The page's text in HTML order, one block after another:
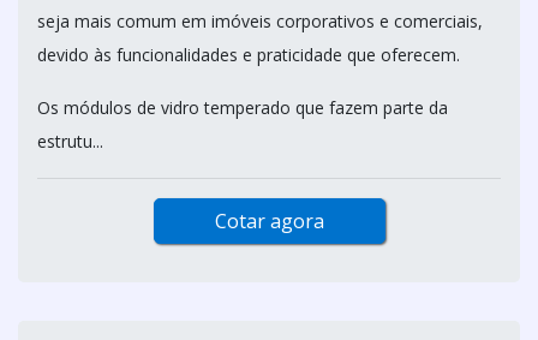
seja mais comum em imóveis corporativos e comerciais,
devido às funcionalidades e praticidade que oferecem.
Os módulos de vidro temperado que fazem parte da
estrutu...
Cotar agora